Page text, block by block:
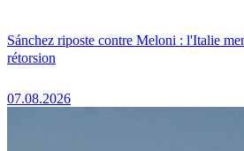
Sánchez riposte contre Meloni : l'Italie
rétorsion
07.08.2026